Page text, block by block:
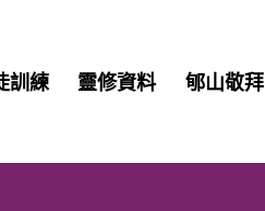
訓練 靈修資料 郇山敬拜